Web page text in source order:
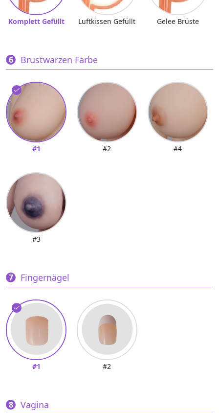
Komplett Gefüllt Luftkissen Gefüllt Gelee Brüste
Brustwarzen Farbe
#1 #2 #4
#3
Fingernägel
#1 #2
Vagina